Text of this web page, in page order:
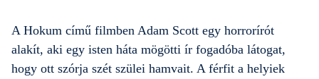
A Hokum című filmben Adam Scott egy horrorírót
alakít, aki egy isten háta mögötti ír fogadóba látogat,
hogy ott szórja szét szülei hamvait. A férfit a helyiek